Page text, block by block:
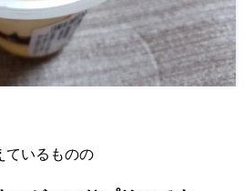
ているものの